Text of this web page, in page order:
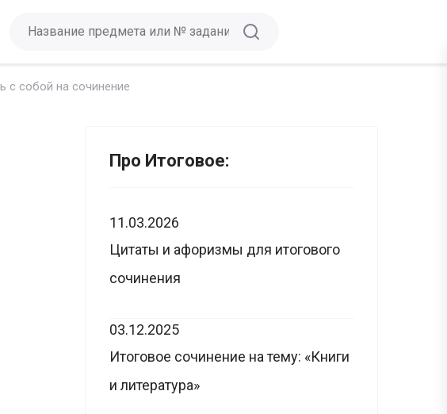
с собой на сочинение
Про Итоговое:
11.03.2026
Цитаты и афоризмы для итогового
сочинения
03.12.2025
Итоговое сочинение на тему: «Книги
и литература»